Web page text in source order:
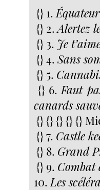
{} 1. Équateur
{} 2.Alertez
{} 3. Je
{} 4.Sans
{} 5.
{} 6. Faut
canards
{} {} {} {} {}
{} 7. Castle
{} 8. Grand
{} 9. Combat
10. Les